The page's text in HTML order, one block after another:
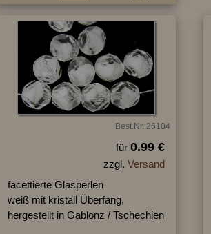
Best.Nr.:26104
für 0.99 €
zzgl. Versand
facettierte Glasperlen
weiß mit kristall Überfang,
hergestellt in Gablonz / Tschechien